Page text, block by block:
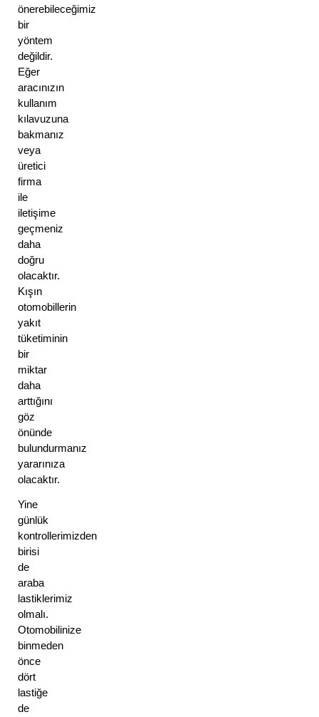
önerebileceğimiz
bir
yöntem
değildir.
Eğer
aracınızın
kullanım
kılavuzuna
bakmanız
veya
üretici
firma
ile
iletişime
geçmeniz
daha
doğru
olacaktır.
Kışın
otomobillerin
yakıt
tüketiminin
bir
miktar
daha
arttığını
göz
önünde
bulundurmanız
yararınıza
Yine
günlük
kontrollerimizden
birisi
de
araba
lastiklerimiz
olmalı.
Otomobilinize
binmeden
önce
dört
lastiğe
de